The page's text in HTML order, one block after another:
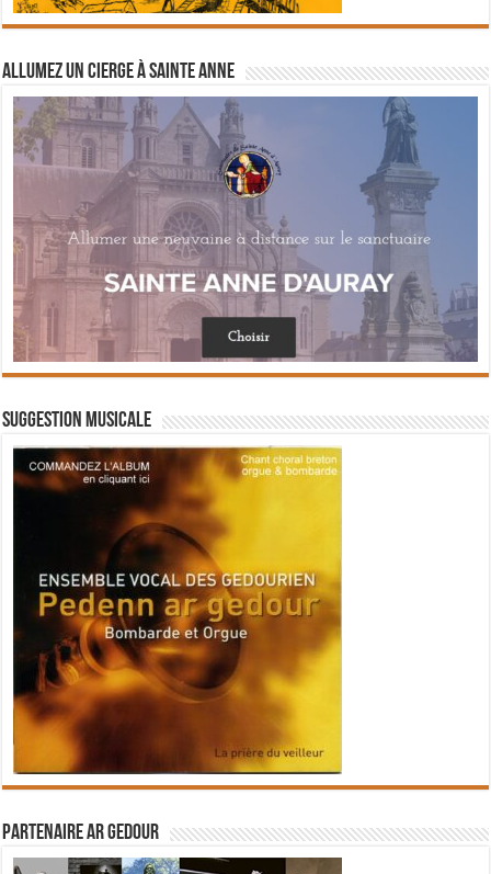
Allumez un cierge à Sainte Anne
Suggestion musicale
Partenaire Ar Gedour